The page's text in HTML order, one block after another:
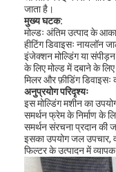
जाता है।
मुख्य घटक:
मोल्डः अंतिम उत्पाद के
हीटिंग डिवाइसः नायलॉन
इंजेक्शन मोल्डिंग या संपीड़न
के लिए मोल्ड में दबाने के
मिलर और फ़ीडिंग
अनुप्रयोग परिदृश्यः
इस मोल्डिंग मशीन का
समर्थन फ्रेम के निर्माण के
समर्थन संरचना प्रदान की
इसका उपयोग जल उपचार,
फिल्टर के उत्पादन में